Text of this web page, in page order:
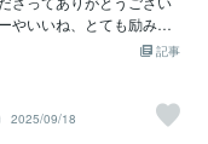
学びたかったこと、興味
手を付けずにいたことま
前にTRYしたけれど、続
ことに挑戦してみては？
で諦めてしまったこと
もう一度焦点をあててみ
やいいね、とても励みに
これまで【AIやExcel】を
い頃に経験したDTPへの
ず… 「やっぱり本気でデ
い！」と決意しました😅
記事
2025/09/18